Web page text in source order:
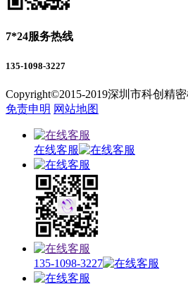
7*24服务热线
135-1098-3227
Copyright©2015-2019深圳市科创精
免责申明 网站地图
在线客服
135-1098-3227